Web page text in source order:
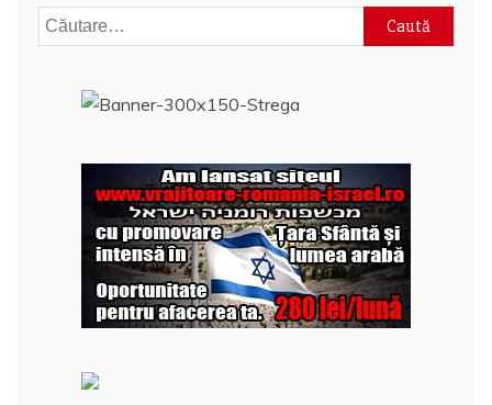
Caută
după: